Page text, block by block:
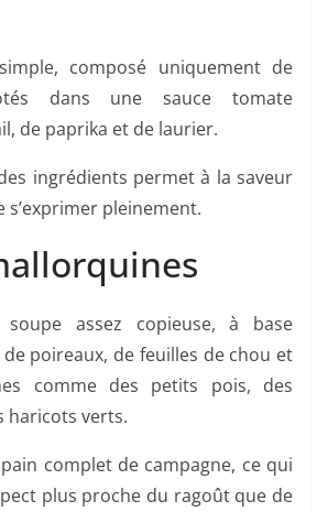
composé uniquement de
dans une sauce tomate
de paprika et de laurier.
ingrédients permet à la saveur
s’exprimer pleinement.
soupe assez copieuse, à base
de poireaux, de feuilles de chou et
comme des petits pois, des
haricots verts.
complet de campagne, ce qui
plus proche du ragoût que de